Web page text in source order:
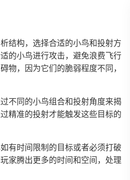
结构，选择合适的小鸟和投射方
的小鸟进行攻击，避免浪费飞行
物，因为它们的脆弱程度不同，
不同的小鸟组合和投射角度来揭
精准的投射才能触发这些目标的
有时间限制的目标或者必须打破
家腾出更多的时间和空间，处理